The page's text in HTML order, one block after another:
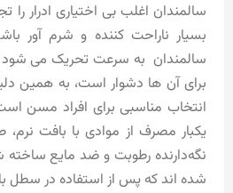
سالمندان اغلب بی اختیاری ادرار را
بسیار ناراحت کننده و شرم آور
سالمندان به سرعت تحریک می
برای آن ها دشوار است، به همین
انتخاب مناسبی برای افراد مسن
یکبار مصرف از موادی با بافت نرم،
نگه‌دارنده رطوبت و ضد مایع ساخته
شده اند که پس از استفاده در سطل